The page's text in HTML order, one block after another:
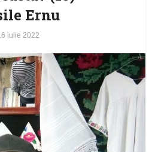
Ernu
iulie 2022